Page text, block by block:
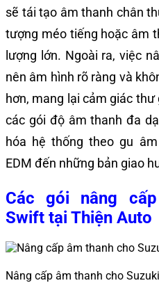
sẽ tái tạo âm thanh chân
tượng méo tiếng hoặc âm
lượng lớn. Ngoài ra, việc
nên âm hình rõ ràng và
hơn, mang lại cảm giác
các gói độ âm thanh đa
hóa hệ thống theo gu
EDM đến những bản giao
Các gói nâng
Swift tại Thiện Auto
Nâng cấp âm thanh cho